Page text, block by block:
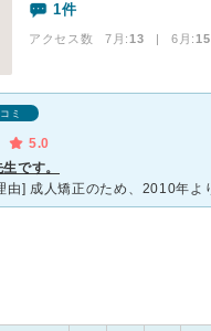
1件
アクセス数 7月:13 | 6月:15
ミ
5.0
です。